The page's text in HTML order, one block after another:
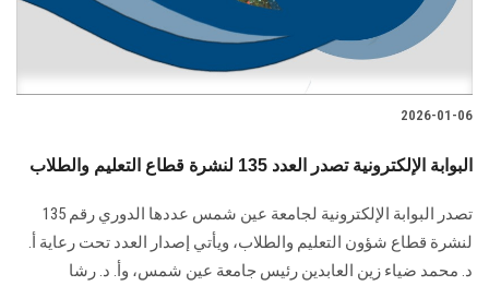
2026-01-06
البوابة الإلكترونية تصدر العدد 135 لنشرة قطاع التعليم والطلاب
تصدر البوابة الإلكترونية لجامعة عين شمس عددها الدوري رقم 135
لنشرة قطاع شؤون التعليم ‏والطلاب‎، ويأتي إصدار العدد تحت رعاية أ.
د. محمد ضياء زين العابدين رئيس جامعة عين شمس، وأ. د. ‏رشا